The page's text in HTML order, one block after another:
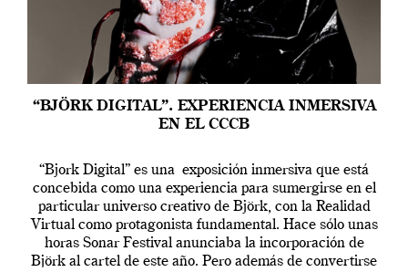
“BJÖRK DIGITAL”. EXPERIENCIA INMERSIVA
EN EL CCCB
“Bjork Digital” es una exposición inmersiva que está
concebida como una experiencia para sumergirse en el
particular universo creativo de Björk, con la Realidad
Virtual como protagonista fundamental. Hace sólo unas
horas Sonar Festival anunciaba la incorporación de
Björk al cartel de este año. Pero además de convertirse